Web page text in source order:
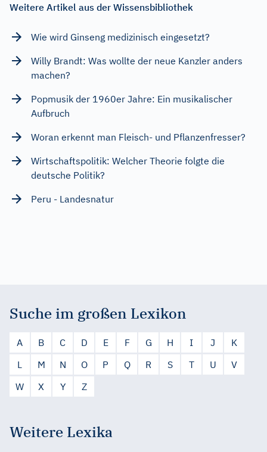
Weitere Artikel aus der Wissensbibliothek
Wie wird Ginseng medizinisch eingesetzt?
Willy Brandt: Was wollte der neue Kanzler anders
machen?
Popmusik der 1960er Jahre: Ein musikalischer
Aufbruch
Woran erkennt man Fleisch- und Pflanzenfresser?
Wirtschaftspolitik: Welcher Theorie folgte die
deutsche Politik?
Peru - Landesnatur
Suche im großen Lexikon
A B C D E F G H I J
K
L
M N O P Q R S T U
V
W
X Y Z
Weitere Lexika